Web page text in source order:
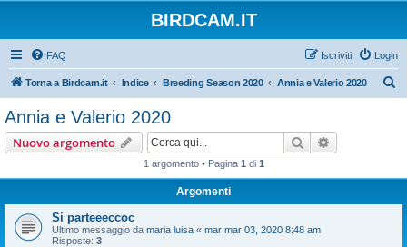
BIRDCAM.IT
FAQ Login
Iscriviti
Torna a Birdcam.it Indice Breeding Season 2020 Annia e Valerio 2020
Annia e Valerio 2020
Nuovo argomento Cerca
1 argomento • Pagina 1 di 1
Argomenti
Si parteeeccoc
Ultimo messaggio da maria luisa « mar mar 03, 2020 8:48 am
Risposte: 3